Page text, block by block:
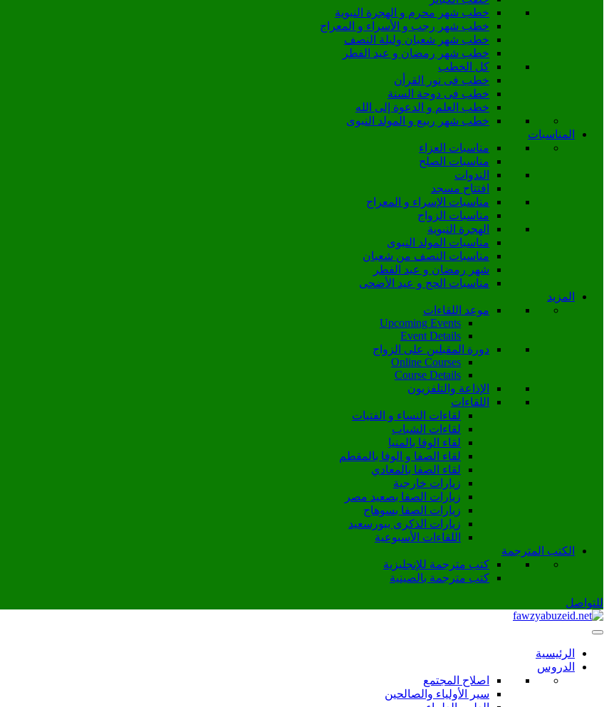
خطب شهر محرم و الهجرة النبوية
خطب شهر رجب و الأسراء و المعراج
خطب شهر شعبان وليلة النصف
خطب شهر رمضان و عيد الفطر
كل الخطب
خطب فى نور القرأن
خطب فى دوحة السنة
خطب العلم و الدعوة إلى الله
خطب شهر ربيع و المولد النبوى
المناسبات
مناسبات العزاء
مناسبات الصلح
الندوات
افتتاح مسجد
مناسبات الإسراء و المعراج
مناسبات الزواج
الهجرة النبوية
مناسبات المولد النبوى
مناسبات النصف من شعبان
شهر رمضان و عيد الفطر
مناسبات الحج و عيد الأضحى
المزيد
موعد اللقاءات
Upcoming Events
Event Details
دورة المقبلين على الزواج
Online Courses
Course Details
الإذاعة والتلفزيون
اللقاءات
لقاءات النساء و الفتيات
لقاءات الشباب
لقاء الوفا بالمنيا
لقاء الصفا و الوفا بالمقطم
لقاء الصفا بالمعادي
زيارات خارجية
زيارات الصفا بصعيد مصر
زيارات الصفا بسوهاج
زيارات الذكرى ببورسعيد
اللقاءات الأسبوعية
الكتب المترجمة
كتب مترجمة للإنجليزية
كتب مترجمة بالصينية
للتواصل
الرئيسية
الدروس
اصلاح المجتمع
سير الأولياء والصالحين